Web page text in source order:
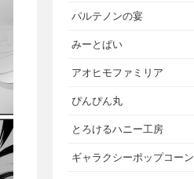
パルテノンの宴
みーとぱい
アオヒモファミリア
ぴんぴん丸
とろけるハニー工房
ギャラクシーポップコーン